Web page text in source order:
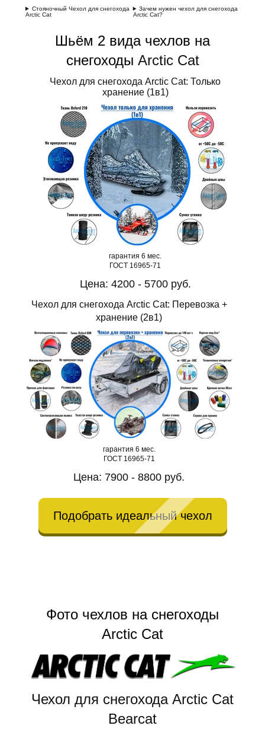
Стояночный Чехол для снегохода
Arctic Cat
Зачем нужен чехол для снегохода
Arctic Cat?
Шьём 2 вида чехлов на
снегоходы Arctic Cat
Чехол для снегохода Arctic Cat: Только
хранение (1в1)
гарантия 6 мес.
ГОСТ 16965-71
Цена: 4200 - 5700 руб.
Чехол для снегохода Arctic Cat: Перевозка +
хранение (2в1)
гарантия 6 мес.
ГОСТ 16965-71
Цена: 7900 - 8800 руб.
Подобрать идеальный чехол
Фото чехлов на снегоходы
Arctic Cat
Чехол для снегохода Arctic Cat
Bearcat